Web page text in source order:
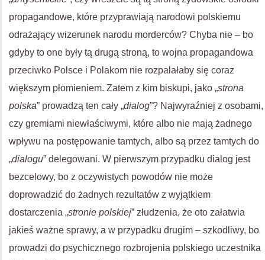
propagandowe, które przyprawiają narodowi polskiemu
odrażający wizerunek narodu morderców? Chyba nie – bo
gdyby to one były tą drugą stroną, to wojna propagandowa
przeciwko Polsce i Polakom nie rozpalałaby się coraz
większym płomieniem. Zatem z kim biskupi, jako „strona
polska” prowadzą ten cały „dialog”? Najwyraźniej z osobami,
czy gremiami niewłaściwymi, które albo nie mają żadnego
wpływu na postępowanie tamtych, albo są przez tamtych do
„dialogu” delegowani. W pierwszym przypadku dialog jest
bezcelowy, bo z oczywistych powodów nie może
doprowadzić do żadnych rezultatów z wyjątkiem
dostarczenia „stronie polskiej” złudzenia, że oto załatwia
jakieś ważne sprawy, a w przypadku drugim – szkodliwy, bo
prowadzi do psychicznego rozbrojenia polskiego uczestnika